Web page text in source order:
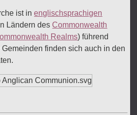
ist inenglischsprachigen
Ländern desCommonwealth
Realms) führend
finden sich auch in den